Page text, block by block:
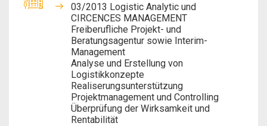
03/2013 Logistic Analytic und
CIRCENCES MANAGEMENT
Freiberufliche Projekt- und
Beratungsagentur sowie Interim-
Management
Analyse und Erstellung von
Logistikkonzepte
Realiserungsunterstützung
Projektmanagement und Controlling
Überprüfung der Wirksamkeit und
Rentabilität